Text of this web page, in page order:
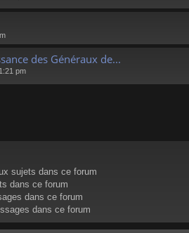
des Généraux de...
pm
sujets dans ce forum
dans ce forum
dans ce forum
dans ce forum